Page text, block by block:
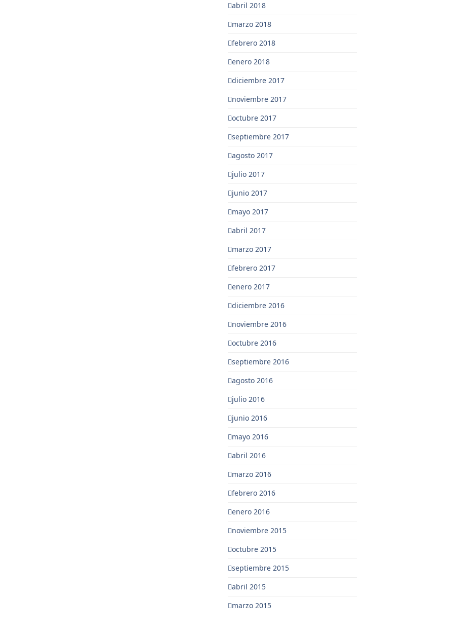
abril 2018
marzo 2018
febrero 2018
enero 2018
diciembre 2017
noviembre 2017
octubre 2017
septiembre 2017
agosto 2017
julio 2017
junio 2017
mayo 2017
abril 2017
marzo 2017
febrero 2017
enero 2017
diciembre 2016
noviembre 2016
octubre 2016
septiembre 2016
agosto 2016
julio 2016
junio 2016
mayo 2016
abril 2016
marzo 2016
febrero 2016
enero 2016
noviembre 2015
octubre 2015
septiembre 2015
abril 2015
marzo 2015